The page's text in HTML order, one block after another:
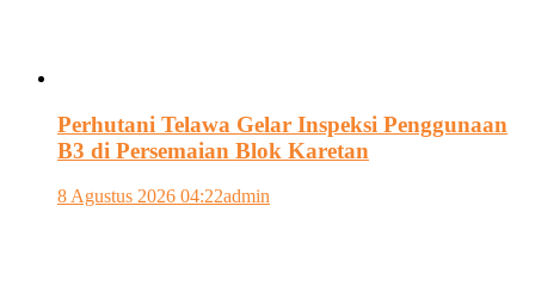
Perhutani Telawa Gelar Inspeksi Penggunaan
B3 di Persemaian Blok Karetan
8 Agustus 2026 04:22admin